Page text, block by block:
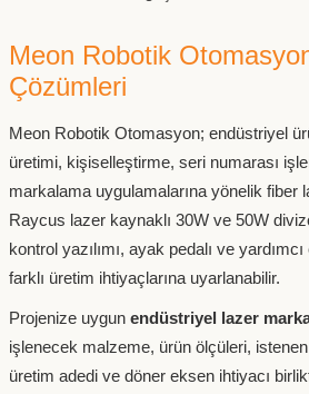
Meon Robotik
Çözümleri
Meon Robotik Otomasyon; endüstriyel
üretimi, kişiselleştirme, seri numarası
markalama uygulamalarına yönelik fiber
Raycus lazer kaynaklı 30W ve 50W
kontrol yazılımı, ayak pedalı ve
farklı üretim ihtiyaçlarına uyarlanabilir.
Projenize uygun endüstriyel lazer
işlenecek malzeme, ürün ölçüleri,
üretim adedi ve döner eksen ihtiyacı